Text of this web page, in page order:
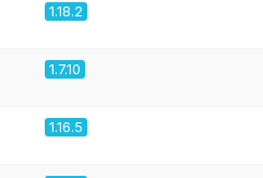
1.18.2
1.7.10
1.16.5